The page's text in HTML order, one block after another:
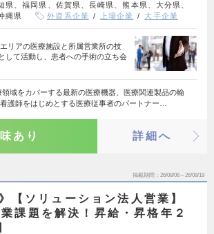
県、福岡県、佐賀県、長崎県、熊本県、大分県、
縄県
外資系企業 上場企業 大手企業
リアの医療施設と所属営業所の技
して活動し、患者への手術の立ち会
領域をカバーする最新の医療機器、医療関連製品の輸
護師をはじめとする医療従事者のパートナー…
あり 詳細へ
掲載期間 26/08/06～26/08/19
【ソリューション法人営業】
課題を解決！昇給・昇格年２